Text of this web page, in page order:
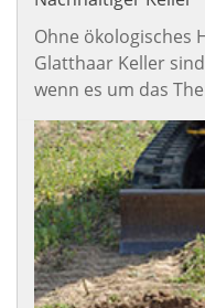
Ohne ökologisches
Glatthaar Keller
wenn es um das